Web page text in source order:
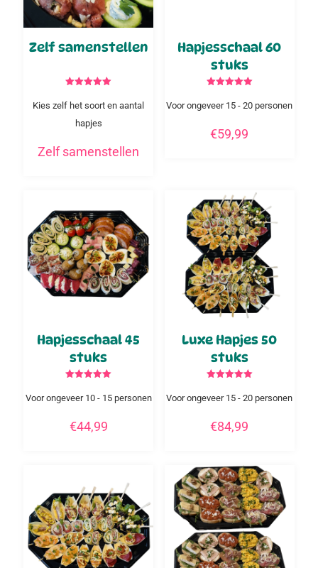
Zelf samenstellen
5.00
uit 5
Kies zelf het soort en aantal
hapjes
Zelf samenstellen
Hapjesschaal 60
stuks
5.00
uit 5
Voor ongeveer 15 - 20 personen
€59,99
Hapjesschaal 45
stuks
5.00
uit 5
Voor ongeveer 10 - 15 personen
€44,99
Luxe Hapjes 50
stuks
5.00
uit 5
Voor ongeveer 15 - 20 personen
€84,99